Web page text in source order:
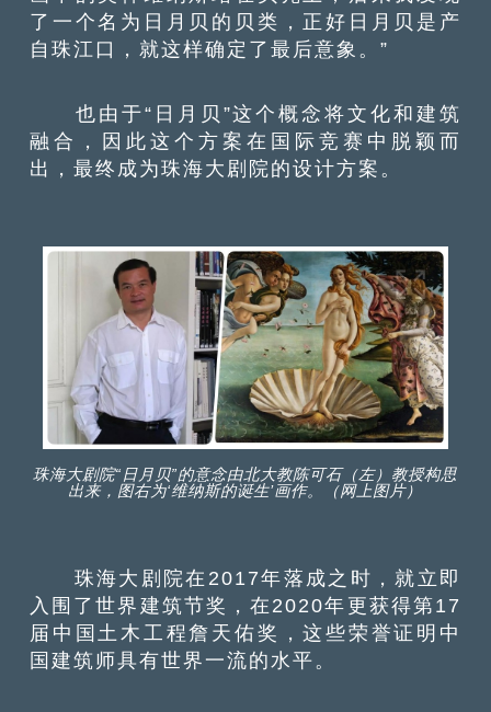
了一个名为日月贝的贝类，正好日月贝是产
自珠江口，就这样确定了最后意象。”
也由于“日月贝”这个概念将文化和建筑
融合，因此这个方案在国际竞赛中脱颖而
出，最终成为珠海大剧院的设计方案。
珠海大剧院“日月贝”的意念由北大教陈可石（左）教授构思
出来，图右为‘维纳斯的诞生’画作。（网上图片）
珠海大剧院在2017年落成之时，就立即
入围了世界建筑节奖，在2020年更获得第17
届中国土木工程詹天佑奖，这些荣誉证明中
国建筑师具有世界一流的水平。